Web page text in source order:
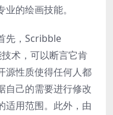
的绘画技能。
先，Scribble
术，可以断言它肯
源性质使得任何人都
自己的需要进行修改
适用范围。此外，由